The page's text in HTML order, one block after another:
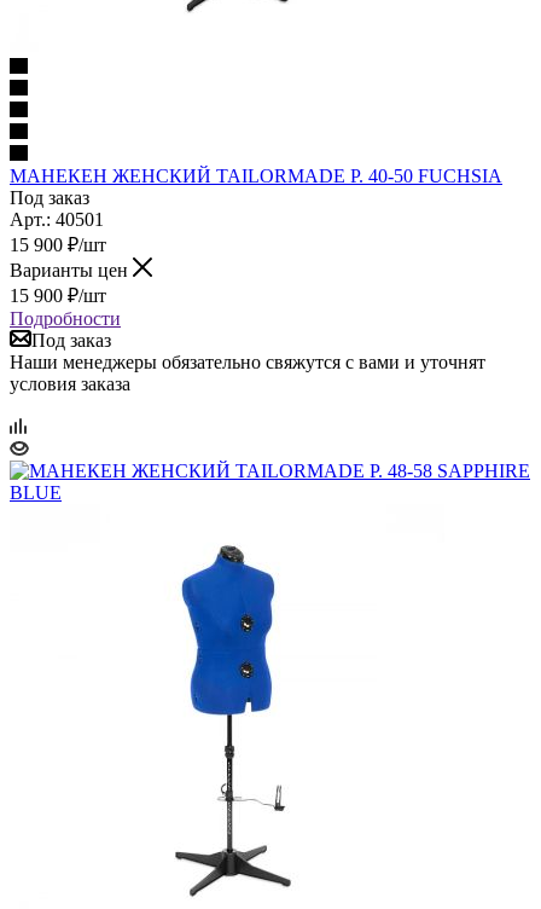
МАНЕКЕН ЖЕНСКИЙ TAILORMADE Р. 40-50 FUCHSIA
Под заказ
Арт.: 40501
15 900 ₽/шт
Варианты цен
15 900 ₽/шт
Подробности
Под заказ
Наши менеджеры обязательно свяжутся с вами и уточнят
условия заказа